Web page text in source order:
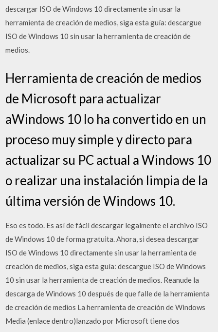
descargar ISO de Windows 10 directamente sin usar la
herramienta de creación de medios, siga esta guía: descargue
ISO de Windows 10 sin usar la herramienta de creación de
medios.
Herramienta de creación de medios
de Microsoft para actualizar
aWindows 10 lo ha convertido en un
proceso muy simple y directo para
actualizar su PC actual a Windows 10
o realizar una instalación limpia de la
última versión de Windows 10.
Eso es todo. Es así de fácil descargar legalmente el archivo ISO
de Windows 10 de forma gratuita. Ahora, si desea descargar
ISO de Windows 10 directamente sin usar la herramienta de
creación de medios, siga esta guía: descargue ISO de Windows
10 sin usar la herramienta de creación de medios. Reanude la
descarga de Windows 10 después de que falle de la herramienta
de creación de medios La herramienta de creación de Windows
Media (enlace dentro)lanzado por Microsoft tiene dos